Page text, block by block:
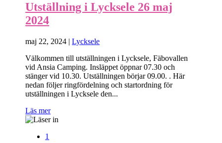
Utställning i Lycksele 26 maj
2024
maj 22, 2024 |Lycksele
Välkommen till utställningen i Lycksele, Fäbovallen
vid Ansia Camping. Insläppet öppnar 07.30 och
stänger vid 10.30. Utställningen börjar 09.00. . Här
nedan följer ringfördelning och startordning för
utställningen i Lycksele den...
Läs mer
1